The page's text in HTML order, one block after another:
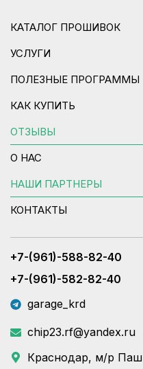
КАТАЛОГ ПРОШИВОК
УСЛУГИ
ПОЛЕЗНЫЕ ПРОГРАММЫ
КАК КУПИТЬ
ОТЗЫВЫ
О НАС
НАШИ ПАРТНЕРЫ
КОНТАКТЫ
+7-(961)-588-82-40
+7-(961)-582-82-40
garage_krd
chip23.rf@yandex.ru
Краснодар, м/р